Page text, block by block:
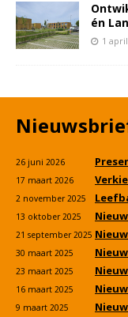
én
1
26 juni 2026
17 maart 2026
2 november 2025
13 oktober 2025
21 september 2025
30 maart 2025
23 maart 2025
16 maart 2025
9 maart 2025